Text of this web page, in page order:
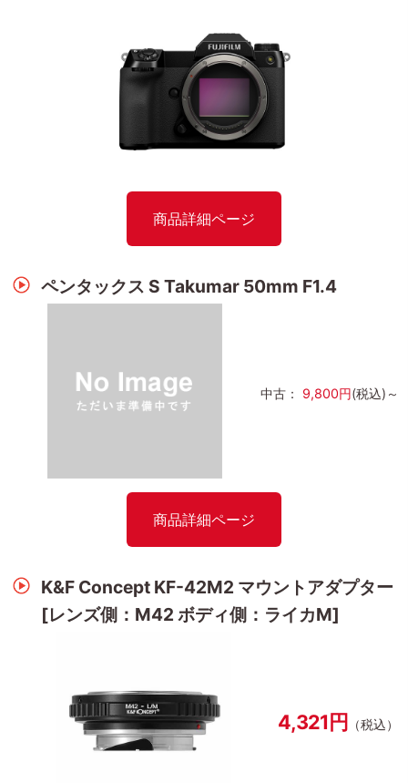
商品詳細ページ
ペンタックス S Takumar 50mm F1.4
中古： 9,800円(税込)～
商品詳細ページ
K&F Concept KF-42M2 マウントアダプター
[レンズ側：M42 ボディ側：ライカM]
4,321円 （税込）